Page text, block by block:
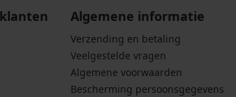
Algemene informatie
Verzending en betaling
Veelgestelde vragen
Algemene voorwaarden
Bescherming persoonsgegevens